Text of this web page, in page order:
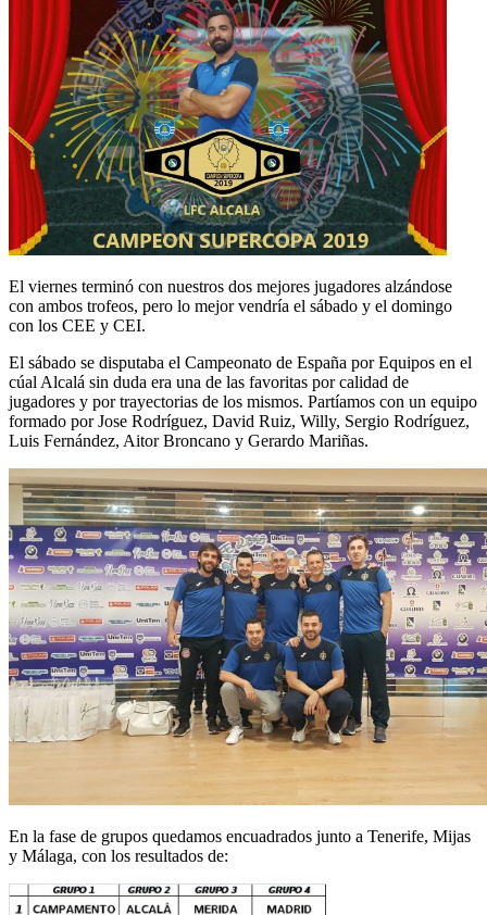
El viernes terminó con nuestros dos mejores jugadores alzándose
con ambos trofeos, pero lo mejor vendría el sábado y el domingo
con los CEE y CEI.
El sábado se disputaba el Campeonato de España por Equipos en el
cúal Alcalá sin duda era una de las favoritas por calidad de
jugadores y por trayectorias de los mismos. Partíamos con un equipo
formado por Jose Rodríguez, David Ruiz, Willy, Sergio Rodríguez,
Luis Fernández, Aitor Broncano y Gerardo Mariñas.
En la fase de grupos quedamos encuadrados junto a Tenerife, Mijas
y Málaga, con los resultados de: